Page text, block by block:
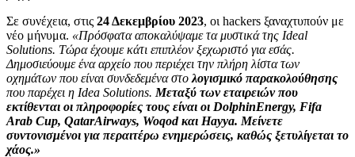
Σε συνέχεια, στις 24 Δεκεμβρίου 2023, οι hackers ξαναχτυπούν με
νέο μήνυμα. «Πρόσφατα αποκαλύψαμε τα μυστικά της Ideal
Solutions. Τώρα έχουμε κάτι επιπλέον ξεχωριστό για εσάς.
Δημοσιεύουμε ένα αρχείο που περιέχει την πλήρη λίστα των
οχημάτων που είναι συνδεδεμένα στο λογισμικό παρακολούθησης
που παρέχει η Idea Solutions. Μεταξύ των εταιρειών που
εκτίθενται οι πληροφορίες τους είναι οι DolphinEnergy, Fifa
Arab Cup, QatarAirways, Woqod και Hayya. Μείνετε
συντονισμένοι για περαιτέρω ενημερώσεις, καθώς ξετυλίγεται το
χάος.»